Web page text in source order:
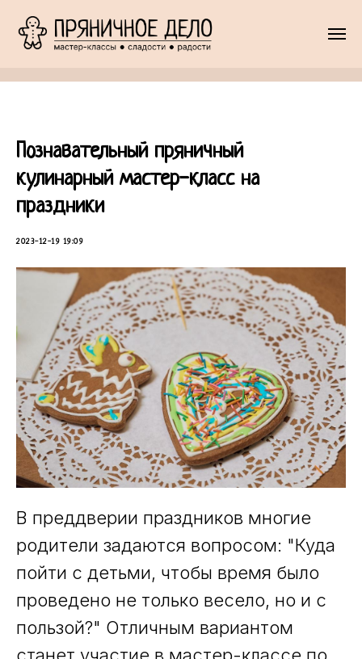
Познавательный пряничный
кулинарный мастер-класс на
праздники
2023-12-19 19:09
В преддверии праздников многие
родители задаются вопросом: "Куда
пойти с детьми, чтобы время было
проведено не только весело, но и с
пользой?" Отличным вариантом
станет участие в мастер-классе по